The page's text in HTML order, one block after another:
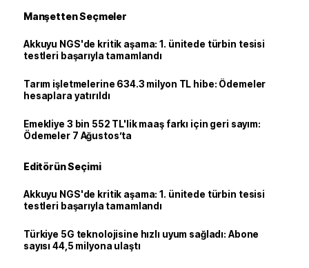
Manşetten Seçmeler
Akkuyu NGS'de kritik aşama: 1. ünitede türbin tesisi
testleri başarıyla tamamlandı
Tarım işletmelerine 634.3 milyon TL hibe: Ödemeler
hesaplara yatırıldı
Emekliye 3 bin 552 TL'lik maaş farkı için geri sayım:
Ödemeler 7 Ağustos’ta
Editörün Seçimi
Akkuyu NGS'de kritik aşama: 1. ünitede türbin tesisi
testleri başarıyla tamamlandı
Türkiye 5G teknolojisine hızlı uyum sağladı: Abone
sayısı 44,5 milyona ulaştı